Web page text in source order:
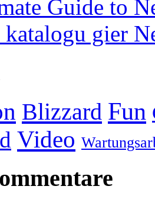
Guide to
katalogu gier
Blizzard Fun
Video